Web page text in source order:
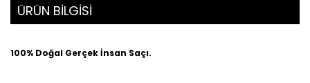
ÜRÜN BİLGİSİ
100% Doğal Gerçek İnsan Saçı.